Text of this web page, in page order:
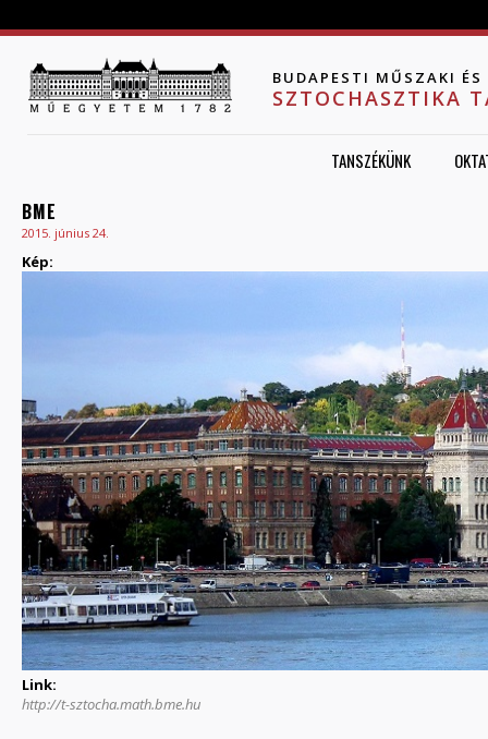
BUDAPESTI MŰSZAKI
SZTOCHASZTIKA
TANSZÉKÜNK
BME
2015. június 24.
Kép:
Link:
http://t-sztocha.math.bme.hu